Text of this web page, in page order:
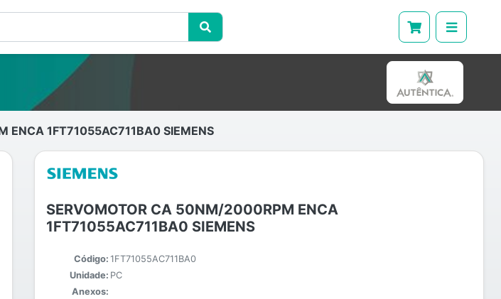
ENCA 1FT71055AC711BA0 SIEMENS
SERVOMOTOR CA 50NM/2000RPM ENCA
1FT71055AC711BA0 SIEMENS
Código: 1FT71055AC711BA0
Unidade: PC
Anexos: